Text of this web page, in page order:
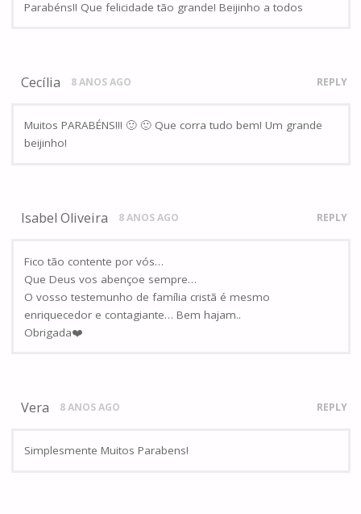
Parabéns!! Que felicidade tão grande! Beijinho a todos
Cecília 8 ANOS AGO REPLY
Muitos PARABÉNS!!! 🙂 🙂 Que corra tudo bem! Um grande
beijinho!
Isabel Oliveira 8 ANOS AGO REPLY
Fico tão contente por vós…
Que Deus vos abençoe sempre…
O vosso testemunho de família cristã é mesmo
enriquecedor e contagiante… Bem hajam..
Obrigada❤️
Vera 8 ANOS AGO REPLY
Simplesmente Muitos Parabens!